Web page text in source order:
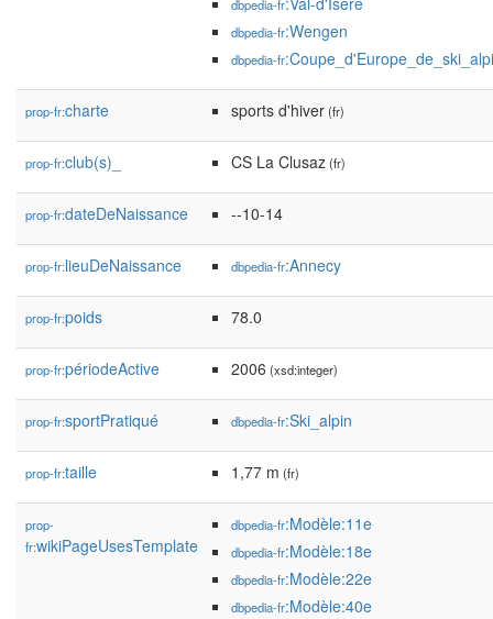
dbpedia-fr
dbpedia-fr:Wengen
dbpedia-fr
prop-fr:charte sports d'hiver(fr)
prop-fr:club(s)_ CS La Clusaz(fr)
prop-fr:dateDeNaissance --10-14
prop-fr:lieuDeNaissance dbpedia-fr:Annecy
prop-fr:poids 78.0
prop-fr:périodeActive 2006 (xsd:integer)
prop-fr:sportPratiqué dbpedia-fr:Ski_alpin
prop-fr:taille 1,77 m (fr)
prop-
fr:wikiPageUsesTemplate
dbpedia-fr:Modèle:11e
dbpedia-fr:Modèle:18e
dbpedia-fr:Modèle:22e
dbpedia-fr:Modèle:40e